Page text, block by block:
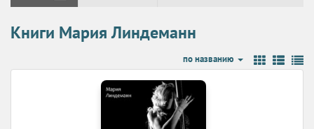
Книги Мария Линдеманн
по названию